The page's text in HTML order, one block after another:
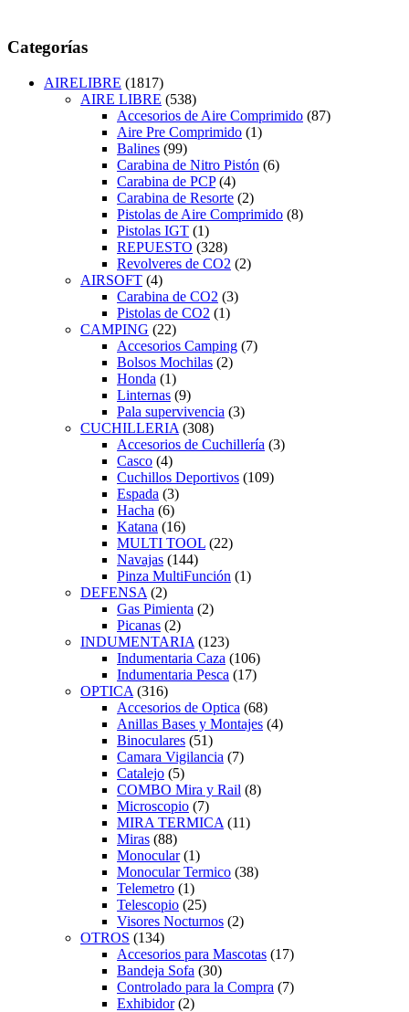
Categorías
AIRELIBRE (1817)
AIRE LIBRE (538)
Accesorios de Aire Comprimido (87)
Aire Pre Comprimido (1)
Balines (99)
Carabina de Nitro Pistón (6)
Carabina de PCP (4)
Carabina de Resorte (2)
Pistolas de Aire Comprimido (8)
Pistolas IGT (1)
REPUESTO (328)
Revolveres de CO2 (2)
AIRSOFT (4)
Carabina de CO2 (3)
Pistolas de CO2 (1)
CAMPING (22)
Accesorios Camping (7)
Bolsos Mochilas (2)
Honda (1)
Linternas (9)
Pala supervivencia (3)
CUCHILLERIA (308)
Accesorios de Cuchillería (3)
Casco (4)
Cuchillos Deportivos (109)
Espada (3)
Hacha (6)
Katana (16)
MULTI TOOL (22)
Navajas (144)
Pinza MultiFunción (1)
DEFENSA (2)
Gas Pimienta (2)
Picanas (2)
INDUMENTARIA (123)
Indumentaria Caza (106)
Indumentaria Pesca (17)
OPTICA (316)
Accesorios de Optica (68)
Anillas Bases y Montajes (4)
Binoculares (51)
Camara Vigilancia (7)
Catalejo (5)
COMBO Mira y Rail (8)
Microscopio (7)
MIRA TERMICA (11)
Miras (88)
Monocular (1)
Monocular Termico (38)
Telemetro (1)
Telescopio (25)
Visores Nocturnos (2)
OTROS (134)
Accesorios para Mascotas (17)
Bandeja Sofa (30)
Controlado para la Compra (7)
Exhibidor (2)